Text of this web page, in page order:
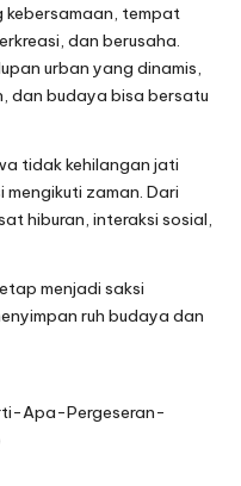
kebersamaan, tempat
dan berusaha.
urban yang dinamis,
dan budaya bisa bersatu
tidak kehilangan jati
zaman. Dari
hiburan, interaksi sosial,
menjadi saksi
ruh budaya dan
Apa-Pergeseran-